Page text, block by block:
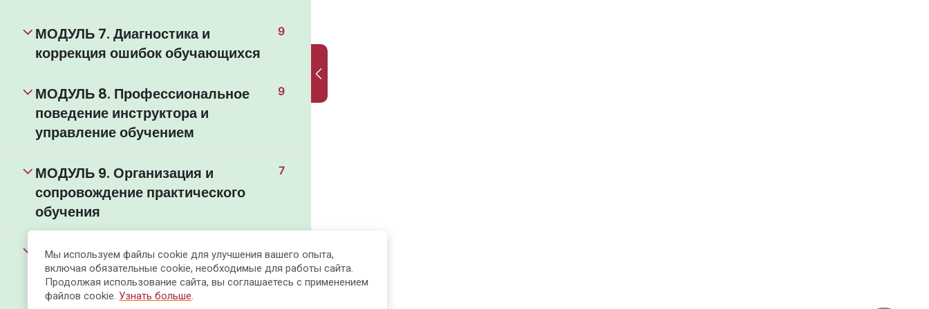
МОДУЛЬ 7. Диагностика и
коррекция ошибок обучающихся
9
МОДУЛЬ 8. Профессиональное
поведение инструктора и
управление обучением
9
МОДУЛЬ 9. Организация и
сопровождение практического
обучения
7
МОДУЛЬ 10. Охрана труда и
обеспечение безопасности в
обучении
6
Мы используем файлы cookie для улучшения вашего опыта,
включая обязательные cookie, необходимые для работы сайта.
Продолжая использование сайта, вы соглашаетесь с применением
файлов cookie. Узнать больше.